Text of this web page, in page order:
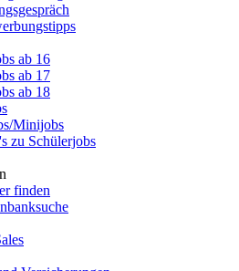
ab 16
ab 17
ab 18
Minijobs
zu Schülerjobs
finden